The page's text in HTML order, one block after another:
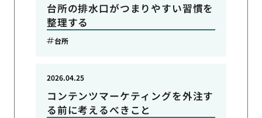
台所の排水口がつまりやすい習慣を
整理する
台所
コンテンツマーケティングを外注す
る前に考えるべきこと
2026.04.25